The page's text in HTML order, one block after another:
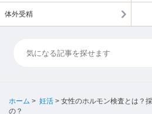
体外受精
ホーム > 妊活 > 女性のホルモン検査とは？
の？